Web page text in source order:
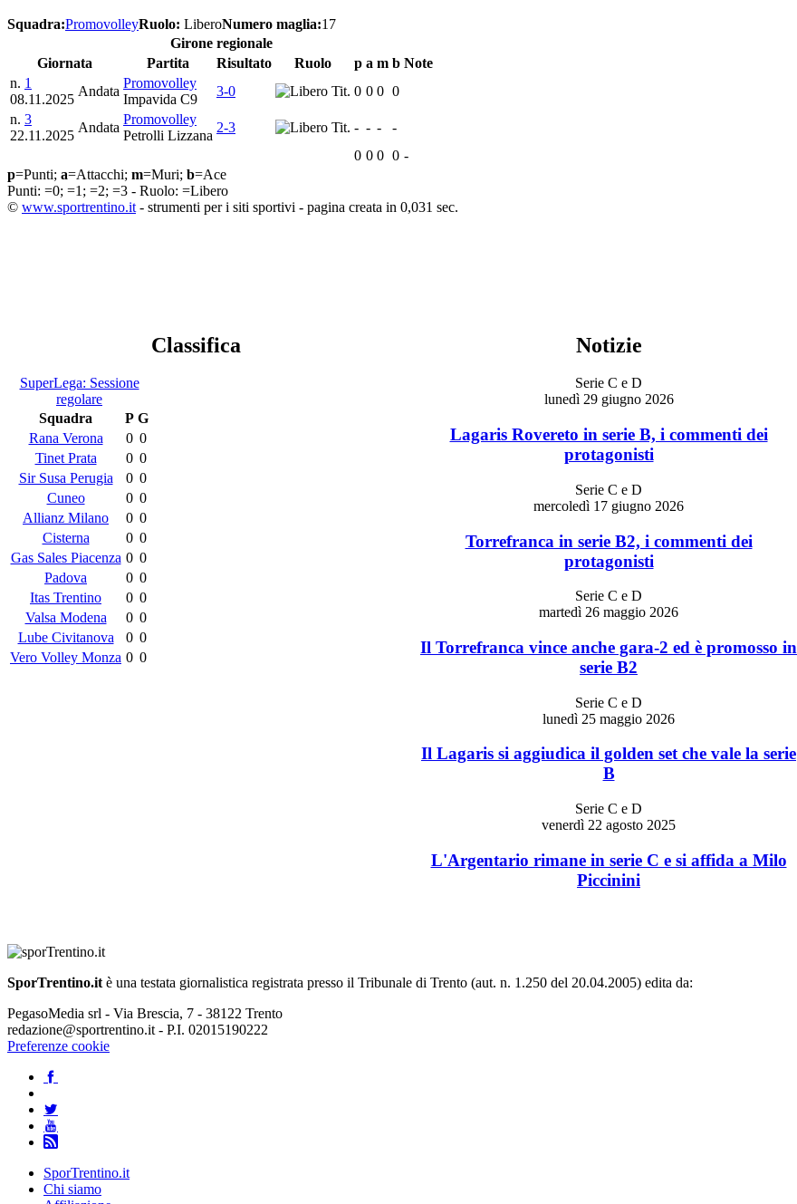
Squadra:PromovolleyRuolo: LiberoNumero maglia:17
Girone regionale
Giornata
Partita Risultato Ruolo p a m b Note
n. 1
08.11.2025
Andata
Promovolley
Impavida C9
3-0 Tit. 0 0 0 0
n. 3
22.11.2025
Andata
Promovolley
Petrolli Lizzana
2-3 Tit. - - -
-
0 0 0 0 -
p=Punti; a=Attacchi; m=Muri; b=Ace
Punti: =0; =1; =2; =3 - Ruolo: =Libero
© www.sportrentino.it - strumenti per i siti sportivi - pagina creata in 0,031 sec.
Classifica
SuperLega: Sessione
regolare
Squadra
P G
Rana Verona
0 0
Tinet Prata
0 0
Sir Susa Perugia
0 0
Cuneo
0 0
Allianz Milano
0 0
Cisterna
0 0
Gas Sales Piacenza 0 0
Padova
0 0
Itas Trentino
0 0
Valsa Modena
0 0
Lube Civitanova
0 0
Vero Volley Monza 0 0
Notizie
Serie C e D
lunedì 29 giugno 2026
Lagaris Rovereto in serie B, i commenti dei
protagonisti
Serie C e D
mercoledì 17 giugno 2026
Torrefranca in serie B2, i commenti dei
protagonisti
Serie C e D
martedì 26 maggio 2026
Il Torrefranca vince anche gara-2 ed è promosso in
serie B2
Serie C e D
lunedì 25 maggio 2026
Il Lagaris si aggiudica il golden set che vale la serie
B
Serie C e D
venerdì 22 agosto 2025
L'Argentario rimane in serie C e si affida a Milo
Piccinini
SporTrentino.it è una testata giornalistica registrata presso il Tribunale di Trento (aut. n. 1.250 del 20.04.2005) edita da:
PegasoMedia srl - Via Brescia, 7 - 38122 Trento
redazione@sportrentino.it - P.I. 02015190222
Preferenze cookie
SporTrentino.it
Chi siamo